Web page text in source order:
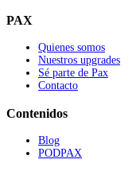
PAX
Quienes somos
Nuestros upgrades
Sé parte de Pax
Contacto
Contenidos
Blog
PODPAX